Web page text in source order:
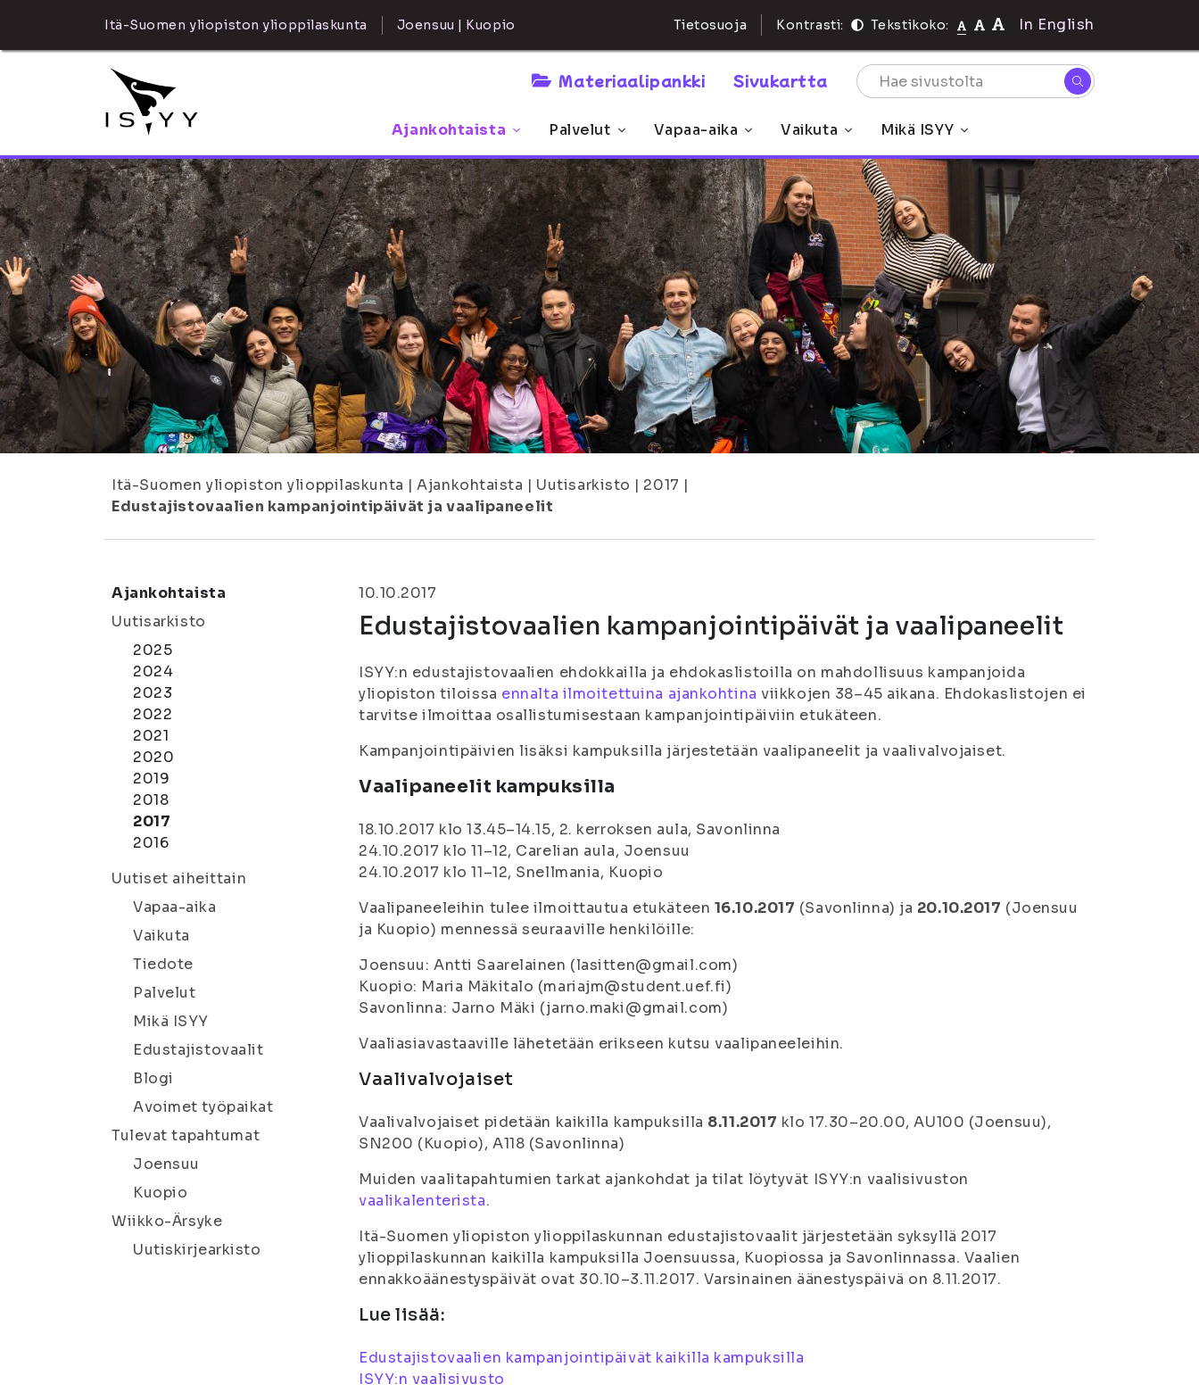
Itä-Suomen yliopiston ylioppilaskunta Joensuu | Kuopio Tietosuoja Kontrasti: Tekstikoko: In English
Materiaalipankki Sivukartta
Ajankohtaista Palvelut Vapaa-aika Vaikuta Mikä ISYY
Itä-Suomen yliopiston ylioppilaskunta | Ajankohtaista | Uutisarkisto | 2017 |
Edustajistovaalien kampanjointipäivät ja vaalipaneelit
Ajankohtaista
Uutisarkisto
2025
2024
2023
2022
2021
2020
2019
2018
2017
2016
Uutiset aiheittain
Vapaa-aika
Vaikuta
Tiedote
Palvelut
Mikä ISYY
Edustajistovaalit
Blogi
Avoimet työpaikat
Tulevat tapahtumat
Joensuu
Kuopio
Wiikko-Ärsyke
Uutiskirjearkisto
10.10.2017
Edustajistovaalien kampanjointipäivät ja vaalipaneelit
ISYY:n edustajistovaalien ehdokkailla ja ehdokaslistoilla on mahdollisuus kampanjoida
yliopiston tiloissa ennalta ilmoitettuina ajankohtina viikkojen 38–45 aikana. Ehdokaslistojen ei
tarvitse ilmoittaa osallistumisestaan kampanjointipäiviin etukäteen.
Kampanjointipäivien lisäksi kampuksilla järjestetään vaalipaneelit ja vaalivalvojaiset.
Vaalipaneelit kampuksilla
18.10.2017 klo 13.45–14.15, 2. kerroksen aula, Savonlinna
24.10.2017 klo 11–12, Carelian aula, Joensuu
24.10.2017 klo 11–12, Snellmania, Kuopio
Vaalipaneeleihin tulee ilmoittautua etukäteen 16.10.2017 (Savonlinna) ja 20.10.2017 (Joensuu
ja Kuopio) mennessä seuraaville henkilöille:
Joensuu: Antti Saarelainen (lasitten@gmail.com)
Kuopio: Maria Mäkitalo (mariajm@student.uef.fi)
Savonlinna: Jarno Mäki (jarno.maki@gmail.com)
Vaaliasiavastaaville lähetetään erikseen kutsu vaalipaneeleihin.
Vaalivalvojaiset
Vaalivalvojaiset pidetään kaikilla kampuksilla 8.11.2017 klo 17.30–20.00, AU100 (Joensuu),
SN200 (Kuopio), A118 (Savonlinna)
Muiden vaalitapahtumien tarkat ajankohdat ja tilat löytyvät ISYY:n vaalisivuston
vaalikalenterista.
Itä-Suomen yliopiston ylioppilaskunnan edustajistovaalit järjestetään syksyllä 2017
ylioppilaskunnan kaikilla kampuksilla Joensuussa, Kuopiossa ja Savonlinnassa. Vaalien
ennakkoäänestyspäivät ovat 30.10–3.11.2017. Varsinainen äänestyspäivä on 8.11.2017.
Lue lisää:
Edustajistovaalien kampanjointipäivät kaikilla kampuksilla
ISYY:n vaalisivusto